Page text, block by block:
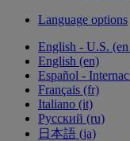
Language options
English - U.S.
English ‎(en)‎
Español -
Français ‎(fr)‎
Italiano ‎(it)‎
Русский ‎(ru)‎
日本語 ‎(ja)‎